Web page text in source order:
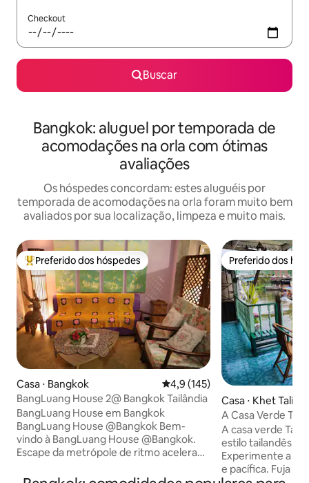
Checkout
Buscar
Bangkok: aluguel por temporada de
acomodações na orla com ótimas
avaliações
Os hóspedes concordam: estes aluguéis por
temporada de acomodações na orla foram muito bem
avaliados por sua localização, limpeza e muito mais.
Entre os melhores preferidos dos hóspedes
Preferido dos hóspedes
Casa ⋅ Bangkok 4,9 de uma avaliação média de
4,9 (145)
BangLuang House 2@ Bangkok Tailândia
BangLuang House em Bangkok
BangLuang House @Bangkok Bem-
vindo à BangLuang House @Bangkok.
Escape da metrópole de ritmo acelerado
ao longo do nosso lugar em Khlong Bang
Preferido dos
Preferido dos
Casa ⋅ Khet
A Casa Verde
A casa verde
estilo tailandês ao
Experimente a
e pacífica. Fuja